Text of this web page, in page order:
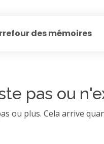
des mémoires
pas ou
ou plus. Cela arrive